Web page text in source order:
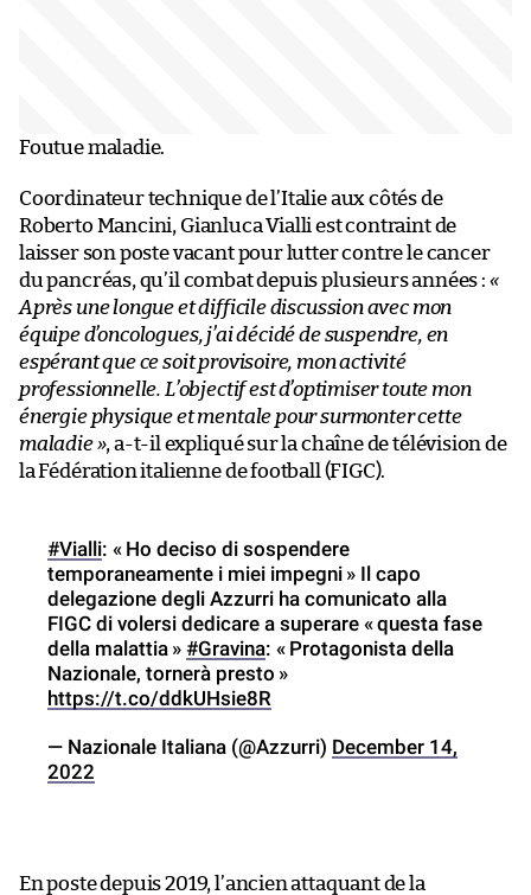
Foutue maladie.
Coordinateur technique de l’Italie aux côtés de
Roberto Mancini, Gianluca Vialli est contraint de
laisser son poste vacant pour lutter contre le cancer
du pancréas, qu’il combat depuis plusieurs années : «
Après une longue et difficile discussion avec mon
équipe d’oncologues, j’ai décidé de suspendre, en
espérant que ce soit provisoire, mon activité
professionnelle. L’objectif est d’optimiser toute mon
énergie physique et mentale pour surmonter cette
maladie », a-t-il expliqué sur la chaîne de télévision de
la Fédération italienne de football (FIGC).
#Vialli: « Ho deciso di sospendere
temporaneamente i miei impegni » Il capo
delegazione degli Azzurri ha comunicato alla
FIGC di volersi dedicare a superare « questa fase
della malattia » #Gravina: « Protagonista della
Nazionale, tornerà presto »
https://t.co/ddkUHsie8R
— Nazionale Italiana (@Azzurri) December 14,
2022
En poste depuis 2019, l’ancien attaquant de la